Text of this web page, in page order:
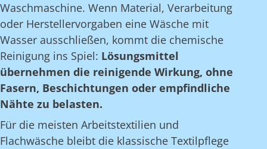
Waschmaschine. Wenn Material, Verarbeitung
oder Herstellervorgaben eine Wäsche mit
Wasser ausschließen, kommt die chemische
Reinigung ins Spiel: Lösungsmittel
übernehmen die reinigende Wirkung, ohne
Fasern, Beschichtungen oder empfindliche
Nähte zu belasten.
Für die meisten Arbeitstextilien und
Flachwäsche bleibt die klassische Textilpflege